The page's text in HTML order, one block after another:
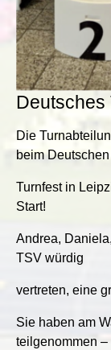
Deutsches
Die
beim Deutschen
Turnfest in
Start!
Andrea,
TSV würdig
vertreten, eine
Sie haben am
teilgenommen –